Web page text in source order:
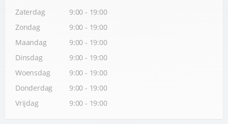
Zaterdag
9:00 - 19:00
Zondag
9:00 - 19:00
Maandag
9:00 - 19:00
Dinsdag
9:00 - 19:00
Woensdag
9:00 - 19:00
Donderdag
9:00 - 19:00
Vrijdag
9:00 - 19:00